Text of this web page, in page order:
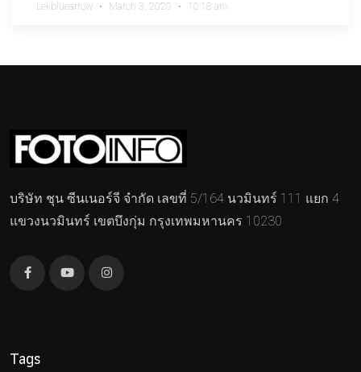
Lekbluearrow March 3, 2020 10:18 am
บริษัท ชุน ซีนเนอร์จี จำกัด เลขที่ 5/164 นวมินทร์ 111 แยก 4
แขวงนวมินทร์ เขตบึงกุ่ม กรุงเทพมหานคร 10230
Tags